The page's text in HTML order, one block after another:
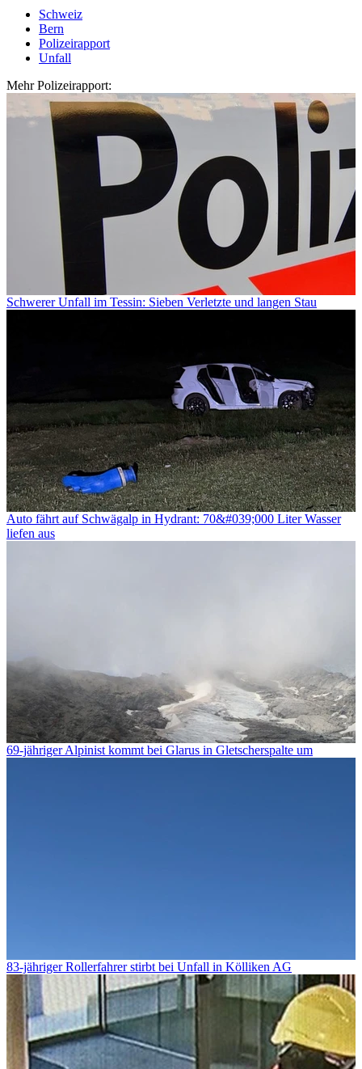
Schweiz
Bern
Polizeirapport
Unfall
Mehr Polizeirapport:
Schwerer Unfall im Tessin: Sieben Verletzte und langen Stau
Auto fährt auf Schwägalp in Hydrant: 70&#039;000 Liter Wasser
liefen aus
69-jähriger Alpinist kommt bei Glarus in Gletscherspalte um
83-jähriger Rollerfahrer stirbt bei Unfall in Kölliken AG